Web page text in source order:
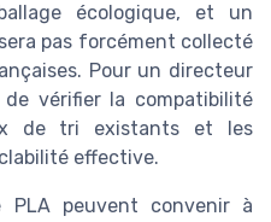
écologique, et un
pas forcément collecté
Pour un directeur
vérifier la compatibilité
de tri existants et les
effective.
PLA peuvent convenir à